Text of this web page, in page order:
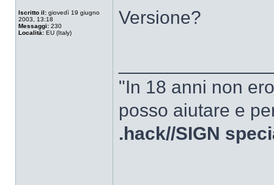
Iscritto il: giovedì 19 giugno
2003, 13:18
Messaggi: 230
Località: EU (Italy)
Versione?
"In 18 anni non
posso aiutare e
.hack//SIGN